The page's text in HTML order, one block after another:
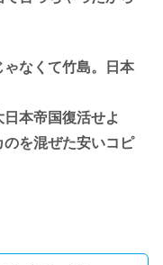
なくて竹島。日本
本帝国復活せよ
を混ぜた安いコピ